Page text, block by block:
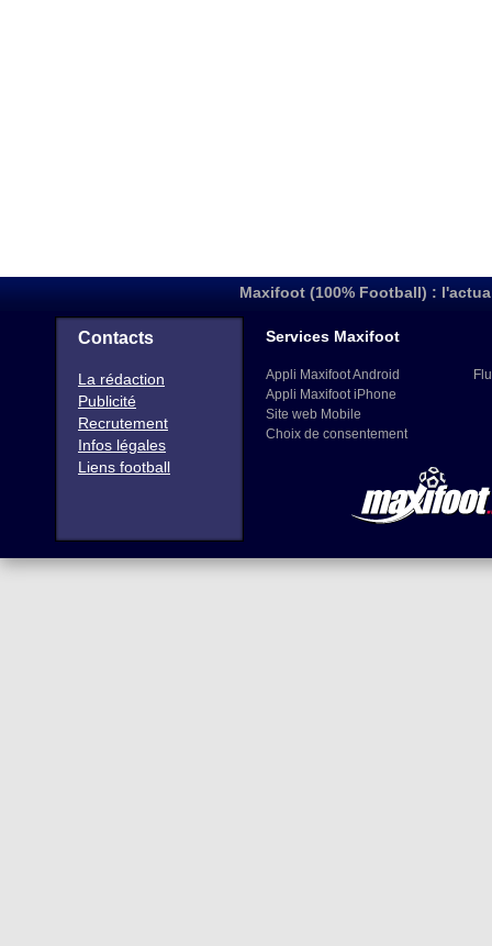
Maxifoot (100% Football) :
Contacts
La rédaction
Publicité
Recrutement
Infos légales
Liens football
Services Maxifoot
Appli Maxifoot Android
Appli Maxifoot iPhone
Site web Mobile
Choix de consentement